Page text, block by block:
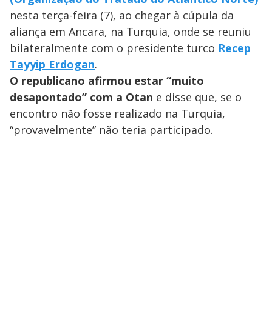
nesta terça-feira (7), ao chegar à cúpula da
aliança em Ancara, na Turquia, onde se reuniu
bilateralmente com o presidente turco Recep
Tayyip Erdogan.
O republicano afirmou estar “muito
desapontado” com a Otan e disse que, se o
encontro não fosse realizado na Turquia,
“provavelmente” não teria participado.